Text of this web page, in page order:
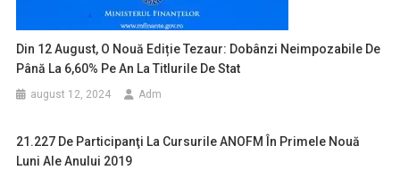
Din 12 August, O Nouă Ediție Tezaur: Dobânzi Neimpozabile De
Până La 6,60% Pe An La Titlurile De Stat
august 12, 2024 Adm
21.227 De Participanţi La Cursurile ANOFM În Primele Nouă
Luni Ale Anului 2019